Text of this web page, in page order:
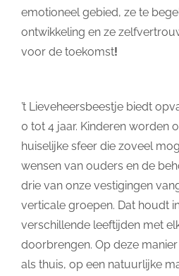
emotioneel gebied, ze te
ontwikkeling en ze
voor de toekomst!
’t Lieveheersbeestje biedt
0 tot 4 jaar. Kinderen worden
huiselijke sfeer die zoveel
wensen van ouders en de
drie van onze vestigingen
verticale groepen. Dat houdt
verschillende leeftijden met
doorbrengen. Op deze
als thuis, op een natuurlijke